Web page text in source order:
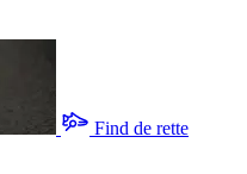
Find de rette